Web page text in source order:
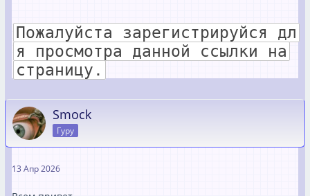
Пожалуйста зарегистрируйся дл
я просмотра данной ссылки на
страницу.
Smock
Гуру
13 Апр 2026